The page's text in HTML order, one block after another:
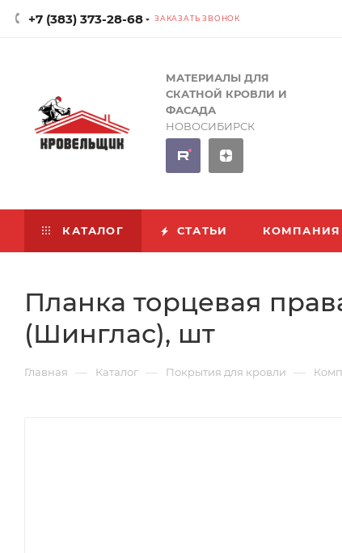
+7 (383) 373-28-68 ЗАКАЗАТЬ ЗВОНОК
МАТЕРИАЛЫ ДЛЯ
СКАТНОЙ КРОВЛИ И
ФАСАДА
НОВОСИБИРСК
КАТАЛОГ СТАТЬИ КОМПАНИЯ
Планка торцевая
(Шинглас), шт
Главная — Каталог — Покрытия для кровли —